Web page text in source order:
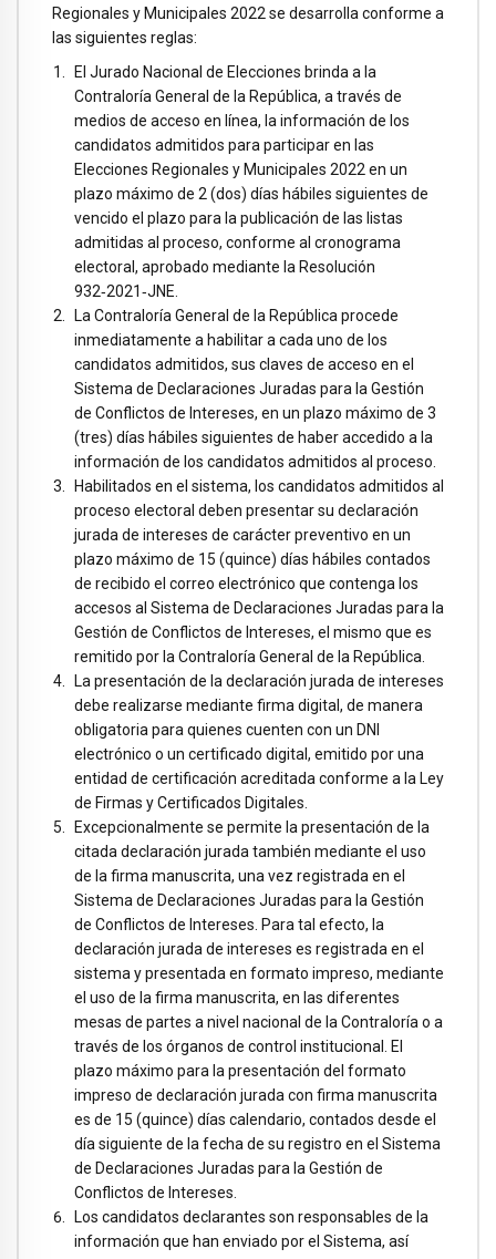
Regionales y Municipales 2022 se desarrolla conforme a
las siguientes reglas:
El Jurado Nacional de Elecciones brinda a la
Contraloría General de la República, a través de
medios de acceso en línea, la información de los
candidatos admitidos para participar en las
Elecciones Regionales y Municipales 2022 en un
plazo máximo de 2 (dos) días hábiles siguientes de
vencido el plazo para la publicación de las listas
admitidas al proceso, conforme al cronograma
electoral, aprobado mediante la Resolución
932‑2021‑JNE.
La Contraloría General de la República procede
inmediatamente a habilitar a cada uno de los
candidatos admitidos, sus claves de acceso en el
Sistema de Declaraciones Juradas para la Gestión
de Conflictos de Intereses, en un plazo máximo de 3
(tres) días hábiles siguientes de haber accedido a la
información de los candidatos admitidos al proceso.
Habilitados en el sistema, los candidatos admitidos al
proceso electoral deben presentar su declaración
jurada de intereses de carácter preventivo en un
plazo máximo de 15 (quince) días hábiles contados
de recibido el correo electrónico que contenga los
accesos al Sistema de Declaraciones Juradas para la
Gestión de Conflictos de Intereses, el mismo que es
remitido por la Contraloría General de la República.
La presentación de la declaración jurada de intereses
debe realizarse mediante firma digital, de manera
obligatoria para quienes cuenten con un DNI
electrónico o un certificado digital, emitido por una
entidad de certificación acreditada conforme a la Ley
de Firmas y Certificados Digitales.
Excepcionalmente se permite la presentación de la
citada declaración jurada también mediante el uso
de la firma manuscrita, una vez registrada en el
Sistema de Declaraciones Juradas para la Gestión
de Conflictos de Intereses. Para tal efecto, la
declaración jurada de intereses es registrada en el
sistema y presentada en formato impreso, mediante
el uso de la firma manuscrita, en las diferentes
mesas de partes a nivel nacional de la Contraloría o a
través de los órganos de control institucional. El
plazo máximo para la presentación del formato
impreso de declaración jurada con firma manuscrita
es de 15 (quince) días calendario, contados desde el
día siguiente de la fecha de su registro en el Sistema
de Declaraciones Juradas para la Gestión de
Conflictos de Intereses.
Los candidatos declarantes son responsables de la
información que han enviado por el Sistema, así